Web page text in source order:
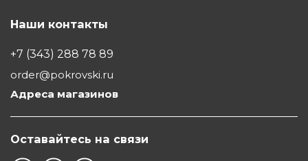
Наши контакты
+7 (343) 288 78 89
order@pokrovski.ru
Адреса магазинов
Оставайтесь на связи